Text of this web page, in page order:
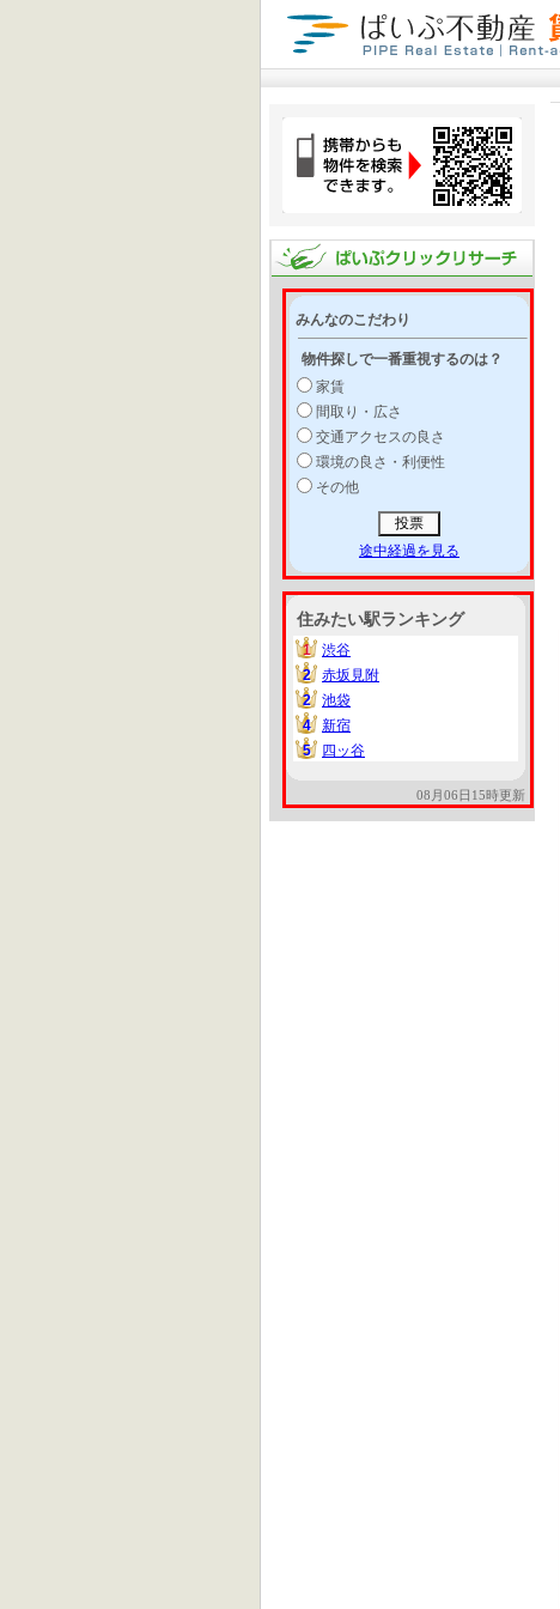
みんなのこだわり
物件探しで一番重視するのは？
家賃
間取り・広さ
交通アクセスの良さ
環境の良さ・利便性
その他
途中経過を見る
住みたい駅ランキング
1
1
渋谷
2
2
赤坂見附
2
2
池袋
4
4
新宿
5
5 四ッ谷
08月06日15時更新